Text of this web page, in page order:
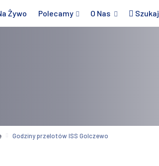
Żywo Polecamy O Nas Szukaj
Godziny przelotów ISS Golczewo